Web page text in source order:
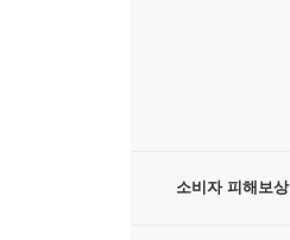
소비자 피해보상